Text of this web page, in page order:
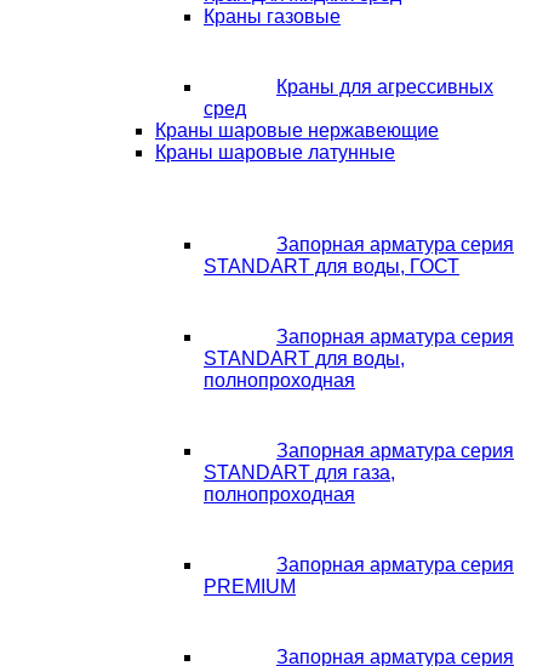
Краны газовые
Краны для агрессивных
сред
Краны шаровые нержавеющие
Краны шаровые латунные
Запорная арматура серия
STANDART для воды, ГОСТ
Запорная арматура серия
STANDART для воды,
полнопроходная
Запорная арматура серия
STANDART для газа,
полнопроходная
Запорная арматура серия
PREMIUM
Запорная арматура серия